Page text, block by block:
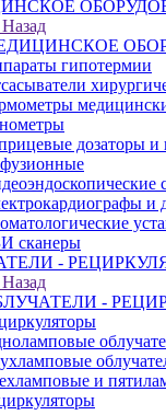
Назад
гипотермии
дозаторы и
и
сканеры
-
Назад
-
и